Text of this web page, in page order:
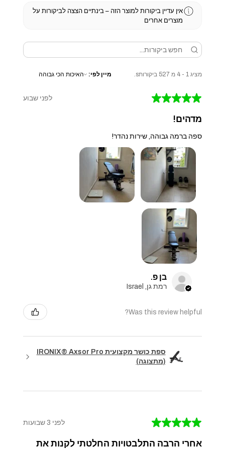
אין עדיין ביקורות למוצר הזה – בינתיים הצצה לביקורות על
מוצרים אחרים
מציג 1 - 4 מ 527 ביקורותs. מיין לפי:
★
★
★
★
★ לפני שבוע
מדהים!
ספה ברמה גבוהה, שירות נהדר!
בן פ.
רמת גן, Israel
Was this review helpful?
ספת כושר מקצועית IRONIX® Axsor Pro
(מתצוגה)
★
★
★
★
★ לפני 3 שבועות
אחרי הרבה התלבטויות החלטתי לקנות את